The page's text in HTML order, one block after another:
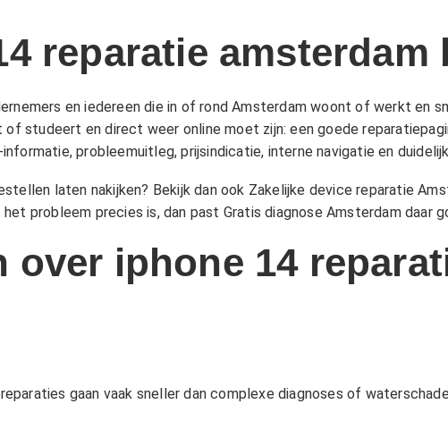
reparatie amsterdam
en iedereen die in of rond Amsterdam woont of werkt en
studeert en direct weer online moet zijn: een goede
probleemuitleg, prijsindicatie, interne navigatie en
laten nakijken? Bekijk dan ook Zakelijke device reparatie
probleem precies is, dan past Gratis diagnose Amsterdamdaar
over iphone 14
gaan vaak sneller dan complexe diagnoses of